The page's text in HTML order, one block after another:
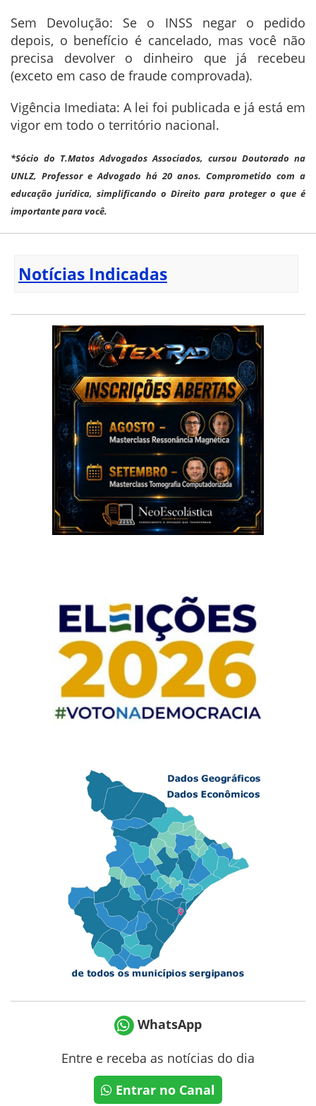
Sem Devolução: Se o INSS negar o pedido
depois, o benefício é cancelado, mas você não
precisa devolver o dinheiro que já recebeu
(exceto em caso de fraude comprovada).
Vigência Imediata: A lei foi publicada e já está em
vigor em todo o território nacional.
*Sócio do T.Matos Advogados Associados, cursou Doutorado na
UNLZ, Professor e Advogado há 20 anos. Comprometido com a
educação jurídica, simplificando o Direito para proteger o que é
importante para você.
Notícias Indicadas
WhatsApp
Entre e receba as notícias do dia
Entrar no Canal